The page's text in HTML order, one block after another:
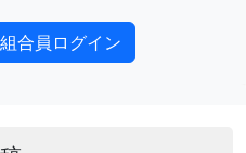
組合員ログイン